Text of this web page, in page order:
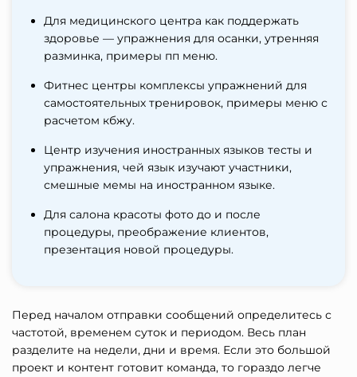
Для медицинского центра как поддержать
здоровье — упражнения для осанки, утренняя
разминка, примеры пп меню.
Фитнес центры комплексы упражнений для
самостоятельных тренировок, примеры меню с
расчетом кбжу.
Центр изучения иностранных языков тесты и
упражнения, чей язык изучают участники,
смешные мемы на иностранном языке.
Для салона красоты фото до и после
процедуры, преображение клиентов,
презентация новой процедуры.
Перед началом отправки сообщений определитесь с
частотой, временем суток и периодом. Весь план
разделите на недели, дни и время. Если это большой
проект и контент готовит команда, то гораздо легче